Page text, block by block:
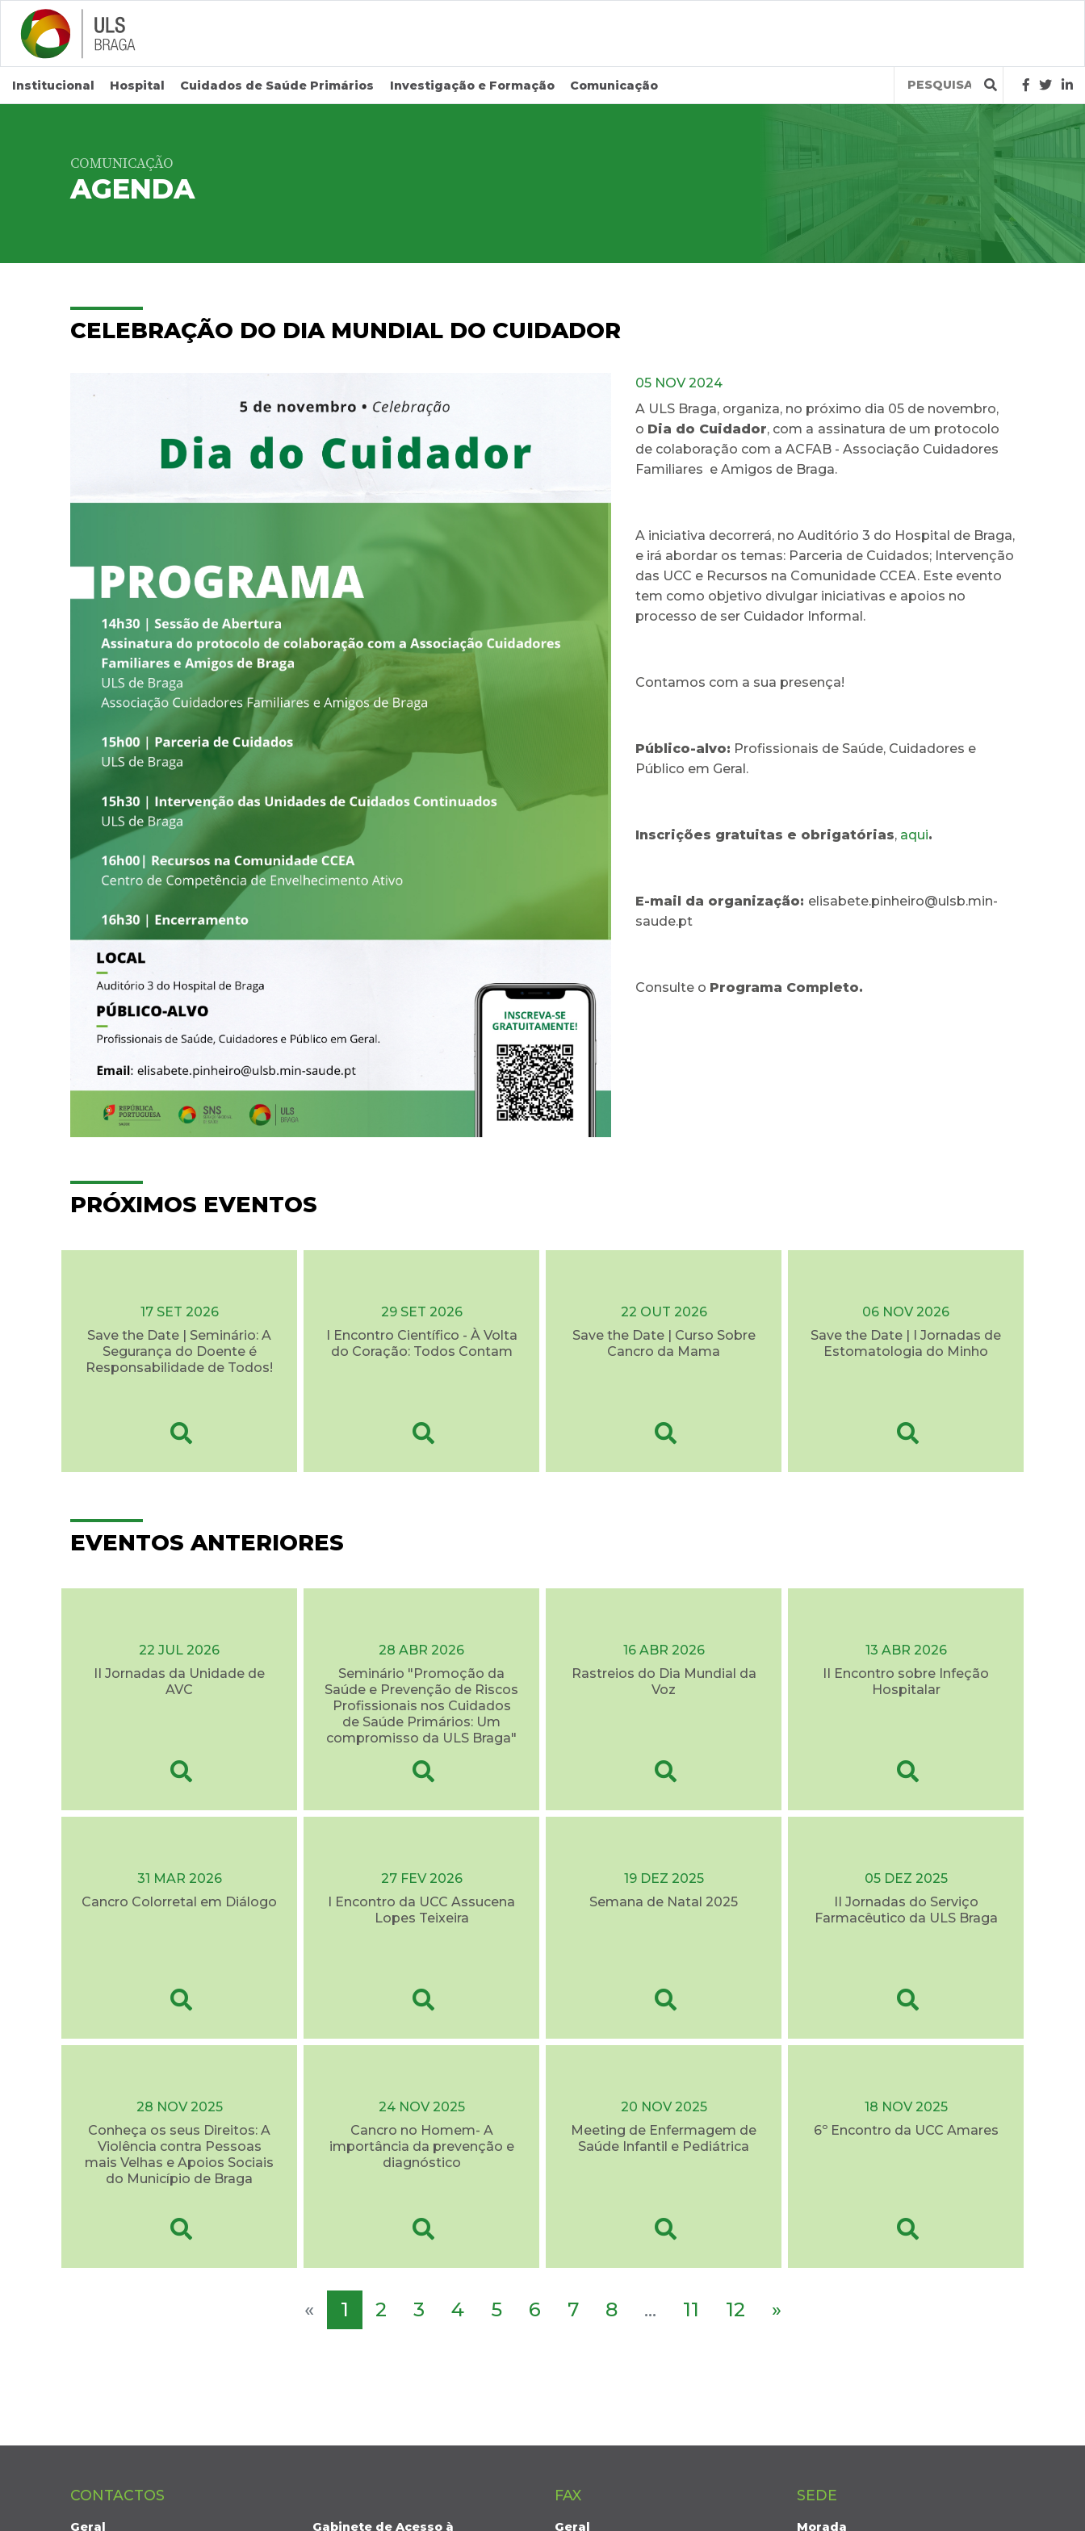
Saltar para conteúdo principal
Institucional Hospital Cuidados de Saúde Primários Investigação e Formação Comunicação
Query
COMUNICAÇÃO
AGENDA
CELEBRAÇÃO DO DIA MUNDIAL DO CUIDADOR
05 NOV 2024
A ULS Braga, organiza, no próximo dia 05 de novembro,
o Dia do Cuidador, com a assinatura de um protocolo
de colaboração com a ACFAB - Associação Cuidadores
Familiares e Amigos de Braga.
A iniciativa decorrerá, no Auditório 3 do Hospital de Braga,
e irá abordar os temas: Parceria de Cuidados; Intervenção
das UCC e Recursos na Comunidade CCEA. Este evento
tem como objetivo divulgar iniciativas e apoios no
processo de ser Cuidador Informal.
Contamos com a sua presença!
Público-alvo: Profissionais de Saúde, Cuidadores e
Público em Geral.
Inscrições gratuitas e obrigatórias, aqui.
E-mail da organização: elisabete.pinheiro@ulsb.min-
saude.pt
Consulte o Programa Completo.
PRÓXIMOS EVENTOS
17 SET 2026
Save the Date | Seminário: A
Segurança do Doente é
Responsabilidade de Todos!
29 SET 2026
I Encontro Científico - À Volta
do Coração: Todos Contam
22 OUT 2026
Save the Date | Curso Sobre
Cancro da Mama
06 NOV 2026
Save the Date | I Jornadas de
Estomatologia do Minho
EVENTOS ANTERIORES
22 JUL 2026
II Jornadas da Unidade de
AVC
28 ABR 2026
Seminário "Promoção da
Saúde e Prevenção de Riscos
Profissionais nos Cuidados
de Saúde Primários: Um
compromisso da ULS Braga"
16 ABR 2026
Rastreios do Dia Mundial da
Voz
13 ABR 2026
II Encontro sobre Infeção
Hospitalar
31 MAR 2026
Cancro Colorretal em Diálogo
27 FEV 2026
I Encontro da UCC Assucena
Lopes Teixeira
19 DEZ 2025
Semana de Natal 2025
05 DEZ 2025
II Jornadas do Serviço
Farmacêutico da ULS Braga
28 NOV 2025
Conheça os seus Direitos: A
Violência contra Pessoas
mais Velhas e Apoios Sociais
do Município de Braga
24 NOV 2025
Cancro no Homem- A
importância da prevenção e
diagnóstico
20 NOV 2025
Meeting de Enfermagem de
Saúde Infantil e Pediátrica
18 NOV 2025
6º Encontro da UCC Amares
« 1 2 3 4 5 6 7 8 ... 11 12 »
CONTACTOS
Geral Gabinete de Acesso à
FAX
Geral
SEDE
Morada